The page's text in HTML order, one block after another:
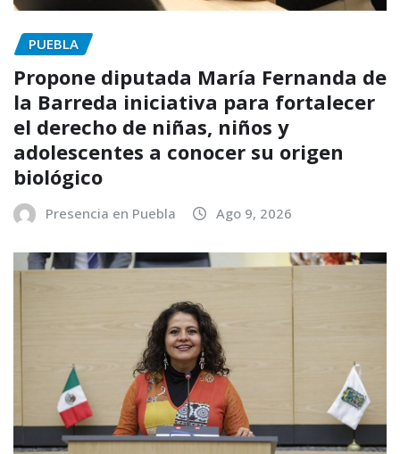
PUEBLA
Propone diputada María Fernanda de
la Barreda iniciativa para fortalecer
el derecho de niñas, niños y
adolescentes a conocer su origen
biológico
Presencia en Puebla Ago 9, 2026